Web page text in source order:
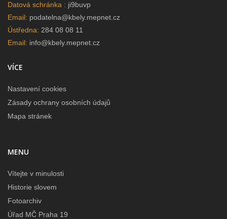
Datová schránka : ji9buvp
Email: podatelna@kbely.mepnet.cz
Ústředna: 284 08 08 11
Email: info@kbely.mepnet.cz
VÍCE
Nastavení cookies
Zásady ochrany osobních údajů
Mapa stránek
MENU
Vítejte v minulosti
Historie slovem
Fotoarchiv
Úřad MČ Praha 19